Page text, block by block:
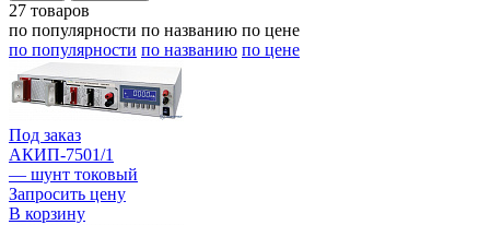
27 товаров
по популярности по названию по цене
по популярности по названию по цене
Под заказ
АКИП-7501/1
— шунт токовый
Запросить цену
В корзину